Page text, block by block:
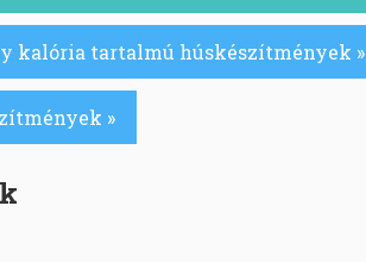
kalória tartalmú húskészítmények »
»